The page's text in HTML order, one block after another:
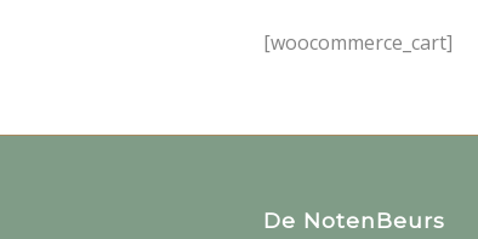
[woocommerce_cart]
De NotenBeurs